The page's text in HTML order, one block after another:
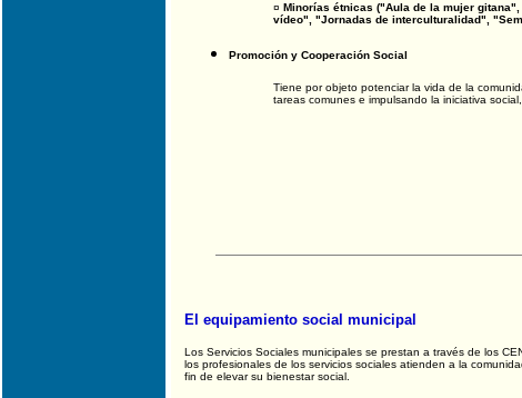
¤ Minorías étnicas ("Aula de la mujer
vídeo", "Jornadas de interculturalidad",
Promoción y Cooperación Social
Tiene por objeto potenciar la vida de la
tareas comunes e impulsando la iniciativa
El equipamiento social municipal
Los Servicios Sociales municipales se prestan a través de los
los profesionales de los servicios sociales atienden a la
fin de elevar su bienestar social.